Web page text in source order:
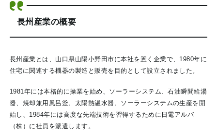
長州産業の概要
長州産業とは、山口県山陽小野田市に本社を置く企業で、1980年に
住宅に関連する機器の製造と販売を目的として設立されました。
1981年には本格的に操業を始め、ソーラーシステム、石油瞬間給湯
器、焼却兼用風呂釜、太陽熱温水器、ソーラーシステムの生産を開
始し、 1984年には高度な先端技術を習得するために日電アルバ
（株）に社員を派遣します。